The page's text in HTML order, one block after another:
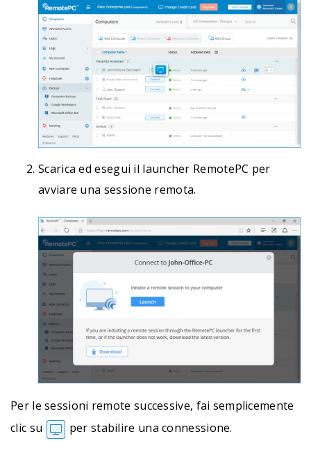
Scarica ed esegui il launcher RemotePC per
avviare una sessione remota.
Per le sessioni remote successive, fai semplicemente
clic su
per stabilire una connessione.